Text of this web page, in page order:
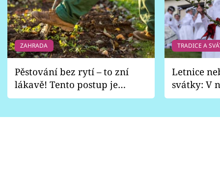
ZAHRADA
Pěstování bez rytí – to zní
lákavě! Tento postup je
vhodný jen pro některé
TRADICE A
Letnice
svátky: V
pondělí